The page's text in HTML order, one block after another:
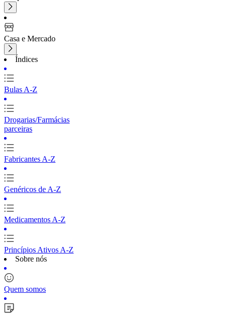
Casa e Mercado
Índices
Bulas A-Z
Drogarias/Farmácias
parceiras
Fabricantes A-Z
Genéricos de A-Z
Medicamentos A-Z
Princípios Ativos A-Z
Sobre nós
Quem somos